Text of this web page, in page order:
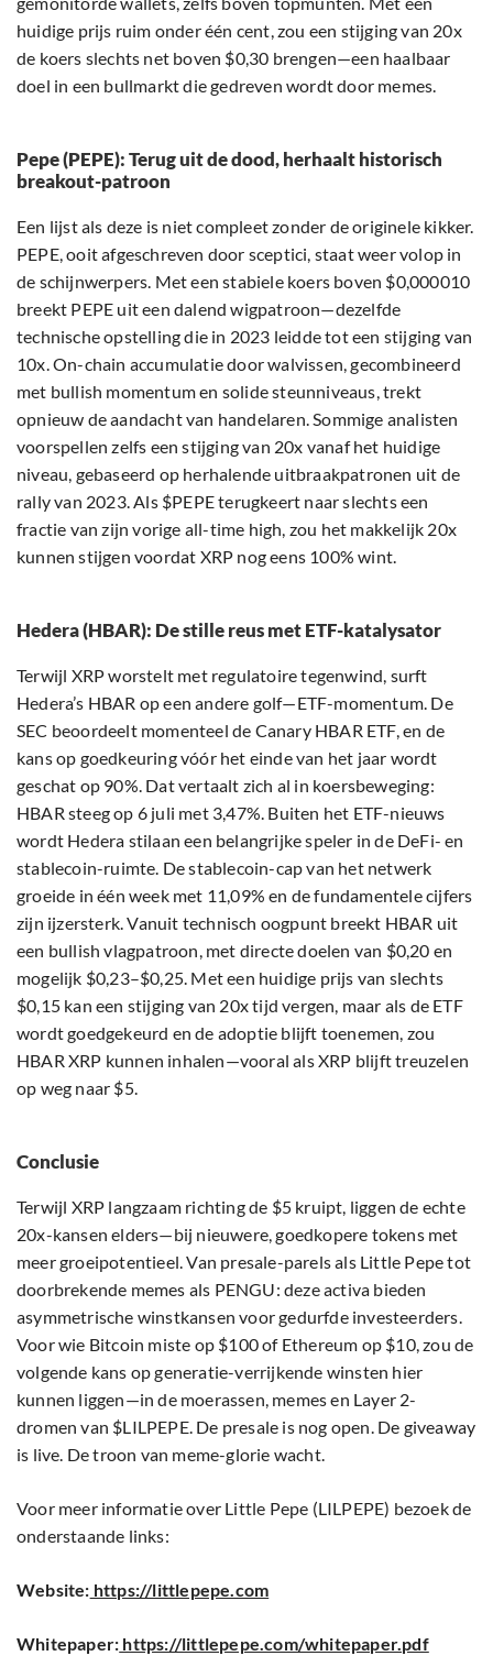
huidige prijs ruim onder één cent, zou een stijging van 20x
de koers slechts net boven $0,30 brengen—een haalbaar
doel in een bullmarkt die gedreven wordt door memes.
Pepe (PEPE): Terug uit de dood, herhaalt historisch
breakout-patroon
Een lijst als deze is niet compleet zonder de originele kikker.
PEPE, ooit afgeschreven door sceptici, staat weer volop in
de schijnwerpers. Met een stabiele koers boven $0,000010
breekt PEPE uit een dalend wigpatroon—dezelfde
technische opstelling die in 2023 leidde tot een stijging van
10x. On-chain accumulatie door walvissen, gecombineerd
met bullish momentum en solide steun­niveaus, trekt
opnieuw de aandacht van handelaren. Sommige analisten
voorspellen zelfs een stijging van 20x vanaf het huidige
niveau, gebaseerd op herhalende uitbraakpatronen uit de
rally van 2023. Als $PEPE terugkeert naar slechts een
fractie van zijn vorige all-time high, zou het makkelijk 20x
kunnen stijgen voordat XRP nog eens 100% wint.
Hedera (HBAR): De stille reus met ETF-katalysator
Terwijl XRP worstelt met regulatoire tegenwind, surft
Hedera’s HBAR op een andere golf—ETF-momentum. De
SEC beoordeelt momenteel de Canary HBAR ETF, en de
kans op goedkeuring vóór het einde van het jaar wordt
geschat op 90%. Dat vertaalt zich al in koersbeweging:
HBAR steeg op 6 juli met 3,47%. Buiten het ETF-nieuws
wordt Hedera stilaan een belangrijke speler in de DeFi- en
stablecoin-ruimte. De stablecoin-cap van het netwerk
groeide in één week met 11,09% en de fundamentele cijfers
zijn ijzersterk. Vanuit technisch oogpunt breekt HBAR uit
een bullish vlagpatroon, met directe doelen van $0,20 en
mogelijk $0,23–$0,25. Met een huidige prijs van slechts
$0,15 kan een stijging van 20x tijd vergen, maar als de ETF
wordt goedgekeurd en de adoptie blijft toenemen, zou
HBAR XRP kunnen inhalen—vooral als XRP blijft treuzelen
op weg naar $5.
Conclusie
Terwijl XRP langzaam richting de $5 kruipt, liggen de echte
20x-kansen elders—bij nieuwere, goedkopere tokens met
meer groeipotentieel. Van presale-parels als Little Pepe tot
doorbrekende memes als PENGU: deze activa bieden
asymmetrische winstkansen voor gedurfde investeerders.
Voor wie Bitcoin miste op $100 of Ethereum op $10, zou de
volgende kans op generatie-verrijkende winsten hier
kunnen liggen—in de moerassen, memes en Layer 2-
dromen van $LILPEPE. De presale is nog open. De giveaway
is live. De troon van meme-glorie wacht.
Voor meer informatie over Little Pepe (LILPEPE) bezoek de
onderstaande links:
Website: https://littlepepe.com
Whitepaper: https://littlepepe.com/whitepaper.pdf